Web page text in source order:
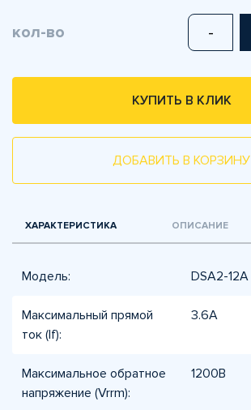
кол-во -
КУПИТЬ В КЛИК
ДОБАВИТЬ В КОРЗИНУ
ХАРАКТЕРИСТИКА ОПИСАНИЕ
Модель: DSA2-12A
Максимальный прямой
ток (If):
3.6А
Максимальное обратное
напряжение (Vrrm):
1200В